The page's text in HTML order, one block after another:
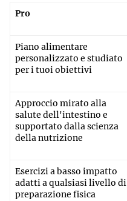
Pro
Piano alimentare
personalizzato e studiato
per i tuoi obiettivi
Approccio mirato alla
salute dell'intestino e
supportato dalla scienza
della nutrizione
Esercizi a basso impatto
adatti a qualsiasi livello di
preparazione fisica